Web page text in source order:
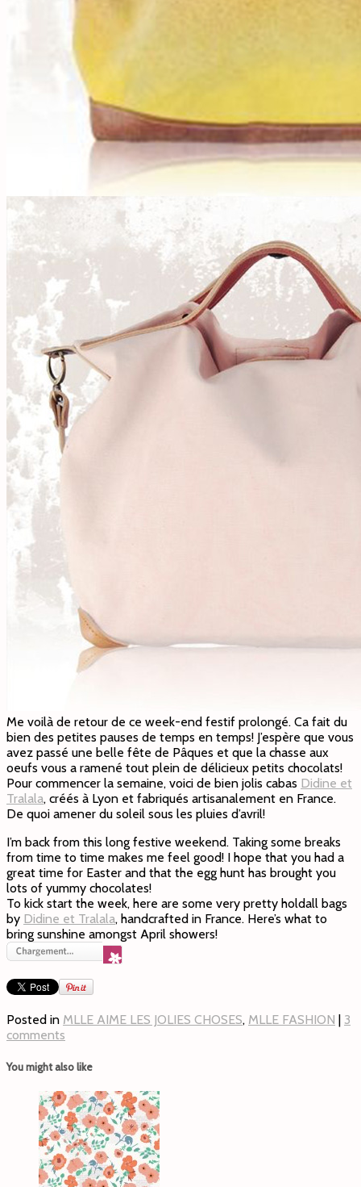
Me voilà de retour de ce week-end festif prolongé. Ca fait du
bien des petites pauses de temps en temps! J’espère que vous
avez passé une belle fête de Pâques et que la chasse aux
oeufs vous a ramené tout plein de délicieux petits chocolats!
Pour commencer la semaine, voici de bien jolis cabas Didine et
Tralala, créés à Lyon et fabriqués artisanalement en France.
De quoi amener du soleil sous les pluies d’avril!
I’m back from this long festive weekend. Taking some breaks
from time to time makes me feel good! I hope that you had a
great time for Easter and that the egg hunt has brought you
lots of yummy chocolates!
To kick start the week, here are some very pretty holdall bags
by Didine et Tralala, handcrafted in France. Here’s what to
bring sunshine amongst April showers!
Posted in MLLE AIME LES JOLIES CHOSES, MLLE FASHION | 3
comments
You might also like